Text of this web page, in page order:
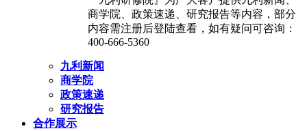
商学院、政策速递、研究报告等内容，部分
内容需注册后登陆查看，如有疑问可咨询：
400-666-5360
九利新闻
商学院
政策速递
研究报告
合作展示